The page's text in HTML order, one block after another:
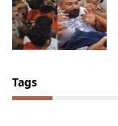
Tags